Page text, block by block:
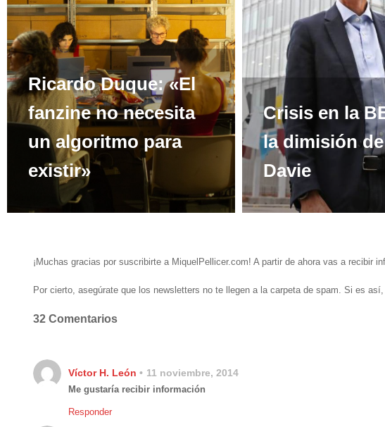
Ricardo Duque: «El
fanzine no necesita
un algoritmo para
existir»
Crisis en la
la dimisión
Davie
¡Muchas gracias por suscribirte a MiquelPellicer.com! A partir de ahora vas a recibir
Por cierto, asegúrate que los newsletters no te llegen a la carpeta de spam. Si es
32 Comentarios
Víctor H. León 11 noviembre, 2014
Me gustaría recibir información
Responder